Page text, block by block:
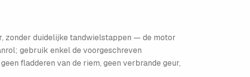
zonder duidelijke tandwielstappen — de motor
gebruik enkel de voorgeschreven
fladderen van de riem, geen verbrande geur,